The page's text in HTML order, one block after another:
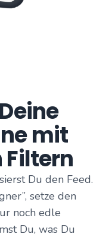
mit
Du den Feed.
setze den
noch edle
Du, was Du